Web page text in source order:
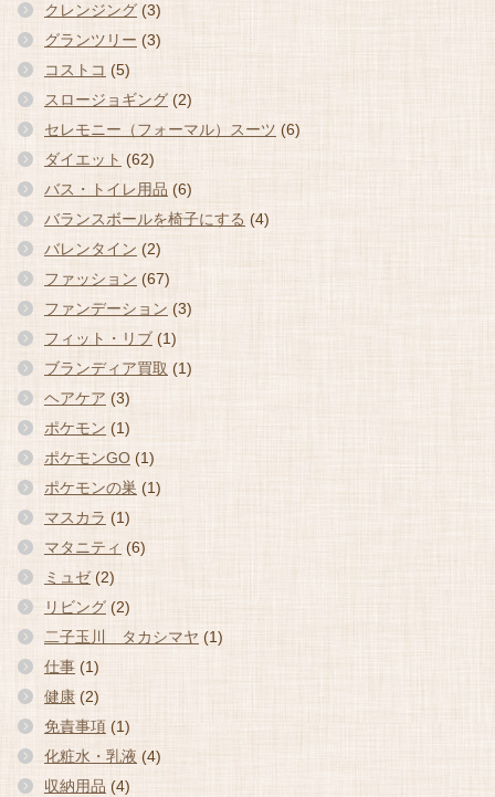
クレンジング (3)
グランツリー (3)
コストコ (5)
スロージョギング (2)
セレモニー（フォーマル）スーツ (6)
ダイエット (62)
バス・トイレ用品 (6)
バランスボールを椅子にする (4)
バレンタイン (2)
ファッション (67)
ファンデーション (3)
フィット・リブ (1)
ブランディア買取 (1)
ヘアケア (3)
ポケモン (1)
ポケモンGO (1)
ポケモンの巣 (1)
マスカラ (1)
マタニティ (6)
ミュゼ(2)
リビング (2)
二子玉川 タカシマヤ (1)
仕事 (1)
健康 (2)
免責事項 (1)
化粧水・乳液 (4)
収納用品 (4)